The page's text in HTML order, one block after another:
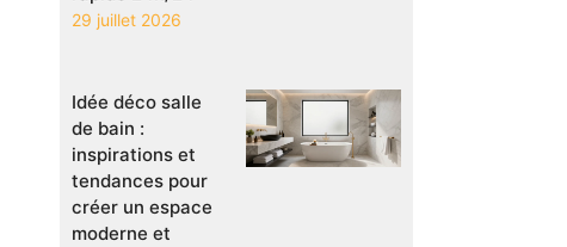
29 juillet 2026
Idée déco salle
de bain :
inspirations et
tendances pour
créer un espace
moderne et